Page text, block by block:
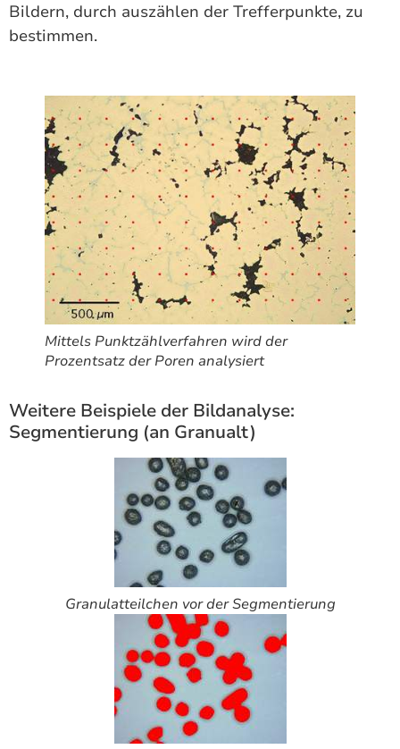
Bildern, durch auszählen der Trefferpunkte, zu
bestimmen.
Mittels Punktzählverfahren wird der
Prozentsatz der Poren analysiert
Weitere Beispiele der Bildanalyse:
Segmentierung (an Granualt)
Granulatteilchen vor der Segmentierung